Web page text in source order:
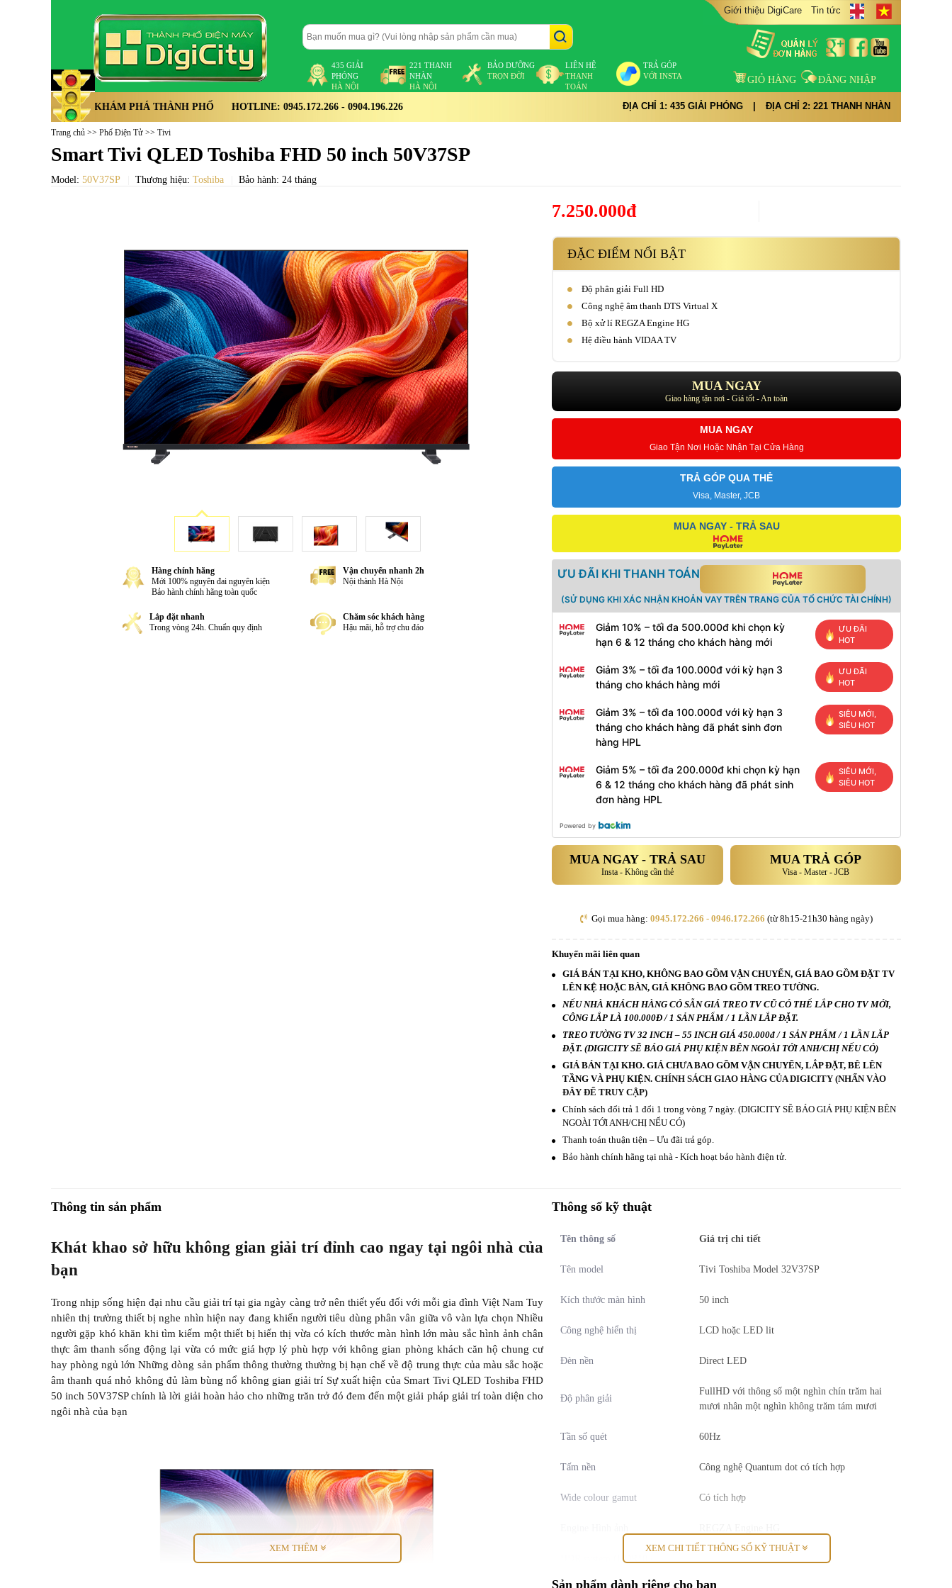
435 GIẢI
PHÓNG
HÀ NỘI
221 THANH
NHÀN
HÀ NỘI
BẢO DƯỠNG
TRỌN ĐỜI
LIÊN HỆ
THANH
TOÁN
TRẢ GÓP
VỚI INSTA
Giới thiệu DigiCare Tin tức
GIỎ HÀNG ĐĂNG NHẬP
KHÁM PHÁ THÀNH PHỐ HOTLINE: 0945.172.266 - 0904.196.226 ĐỊA CHỈ 1: 435 GIẢI PHÓNG ĐỊA CHỈ 2: 221 THANH NHÀN
Trang chủ >> Phố Điện Tử >> Tivi
Smart Tivi QLED Toshiba FHD 50 inch 50V37SP
Model: 50V37SP Thương hiệu: Toshiba Bảo hành: 24 tháng
Hàng chính hãng
Mới 100% nguyên đai nguyên kiện
Bảo hành chính hãng toàn quốc
Vận chuyển nhanh 2h
Nội thành Hà Nội
Lắp đặt nhanh
Trong vòng 24h. Chuẩn quy định
Chăm sóc khách hàng
Hậu mãi, hỗ trợ chu đáo
7.250.000đ
ĐẶC ĐIỂM NỔI BẬT
Độ phân giải Full HD
Công nghệ âm thanh DTS Virtual X
Bộ xử lí REGZA Engine HG
Hệ điều hành VIDAA TV
MUA NGAY
Giao hàng tận nơi - Giá tốt - An toàn
MUA NGAY
Giao Tận Nơi Hoặc Nhận Tại Cửa Hàng
TRẢ GÓP QUA THẺ
Visa, Master, JCB
MUA NGAY - TRẢ SAU
ƯU ĐÃI KHI THANH TOÁN
(SỬ DỤNG KHI XÁC NHẬN KHOẢN VAY TRÊN TRANG CỦA TỔ CHỨC TÀI CHÍNH)
Giảm 10% – tối đa 500.000đ khi chọn kỳ
hạn 6 & 12 tháng cho khách hàng mới
ƯU ĐÃI
HOT
Giảm 3% – tối đa 100.000đ với kỳ hạn 3
tháng cho khách hàng mới
ƯU ĐÃI
HOT
Giảm 3% – tối đa 100.000đ với kỳ hạn 3
tháng cho khách hàng đã phát sinh đơn
hàng HPL
SIÊU MỚI,
SIÊU HOT
Giảm 5% – tối đa 200.000đ khi chọn kỳ hạn
6 & 12 tháng cho khách hàng đã phát sinh
đơn hàng HPL
SIÊU MỚI,
SIÊU HOT
Powered by
MUA NGAY - TRẢ SAU
Insta - Không cần thẻ
MUA TRẢ GÓP
Visa - Master - JCB
Gọi mua hàng: 0945.172.266 - 0946.172.266 (từ 8h15-21h30 hàng ngày)
Khuyến mãi liên quan
GIÁ BÁN TẠI KHO, KHÔNG BAO GỒM VẬN CHUYỂN, GIÁ BAO GỒM ĐẶT TV
LÊN KỆ HOẶC BÀN, GIÁ KHÔNG BAO GỒM TREO TƯỜNG.
NẾU NHÀ KHÁCH HÀNG CÓ SẴN GIÁ TREO TV CŨ CÓ THỂ LẮP CHO TV MỚI,
CÔNG LẮP LÀ 100.000Đ / 1 SẢN PHẨM / 1 LẦN LẮP ĐẶT.
TREO TƯỜNG TV 32 INCH – 55 INCH GIÁ 450.000đ / 1 SẢN PHẨM / 1 LẦN LẮP
ĐẶT. (DIGICITY SẼ BÁO GIÁ PHỤ KIỆN BÊN NGOÀI TỚI ANH/CHỊ NẾU CÓ)
GIÁ BÁN TẠI KHO. GIÁ CHƯA BAO GỒM VẬN CHUYỂN, LẮP ĐẶT, BÊ LÊN
TẦNG VÀ PHỤ KIỆN. CHÍNH SÁCH GIAO HÀNG CỦA DIGICITY (NHẤN VÀO
ĐÂY ĐỂ TRUY CẬP)
Chính sách đổi trả 1 đổi 1 trong vòng 7 ngày. (DIGICITY SẼ BÁO GIÁ PHỤ KIỆN BÊN
NGOÀI TỚI ANH/CHỊ NẾU CÓ)
Thanh toán thuận tiện – Ưu đãi trả góp.
Bảo hành chính hãng tại nhà - Kích hoạt bảo hành điện tử.
Thông tin sản phẩm
Khát khao sở hữu không gian giải trí đỉnh cao ngay tại ngôi nhà của
bạn
Trong nhịp sống hiện đại nhu cầu giải trí tại gia ngày càng trở nên thiết yếu đối với mỗi gia đình Việt Nam Tuy
nhiên thị trường thiết bị nghe nhìn hiện nay đang khiến người tiêu dùng phân vân giữa vô vàn lựa chọn Nhiều
người gặp khó khăn khi tìm kiếm một thiết bị hiển thị vừa có kích thước màn hình lớn màu sắc hình ảnh chân
thực âm thanh sống động lại vừa có mức giá hợp lý phù hợp với không gian phòng khách căn hộ chung cư
hay phòng ngủ lớn Những dòng sản phẩm thông thường thường bị hạn chế về độ trung thực của màu sắc hoặc
âm thanh quá nhỏ không đủ làm bùng nổ không gian giải trí Sự xuất hiện của Smart Tivi QLED Toshiba FHD
50 inch 50V37SP chính là lời giải hoàn hảo cho những trăn trở đó đem đến một giải pháp giải trí toàn diện cho
ngôi nhà của bạn
XEM THÊM
Thông số kỹ thuật
Tên thông số Giá trị chi tiết
Tên model Tivi Toshiba Model 32V37SP
Kích thước màn hình 50 inch
Công nghệ hiển thị LCD hoặc LED lit
Đèn nền Direct LED
Độ phân giải
FullHD với thông số một nghìn chín trăm hai
mươi nhân một nghìn không trăm tám mươi
Tần số quét 60Hz
Tấm nền Công nghệ Quantum dot có tích hợp
Wide colour gamut Có tích hợp
HDR system (HDR10 /
Đang cập nhật
XEM CHI TIẾT THÔNG SỐ KỸ THUẬT
Sản phẩm dành riêng cho bạn